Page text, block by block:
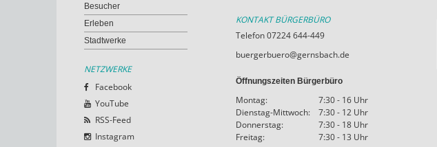
Besucher
Erleben
Stadtwerke
NETZWERKE
Facebook
YouTube
RSS-Feed
Instagram
KONTAKT BÜRGERBÜRO
Telefon 07224 644-449
buergerbuero@gernsbach.de
Öffnungszeiten Bürgerbüro
Montag:
7:30 - 16 Uhr
Dienstag-Mittwoch:
7:30 - 12 Uhr
Donnerstag:
7:30 - 18 Uhr
Freitag:
7:30 - 13 Uhr